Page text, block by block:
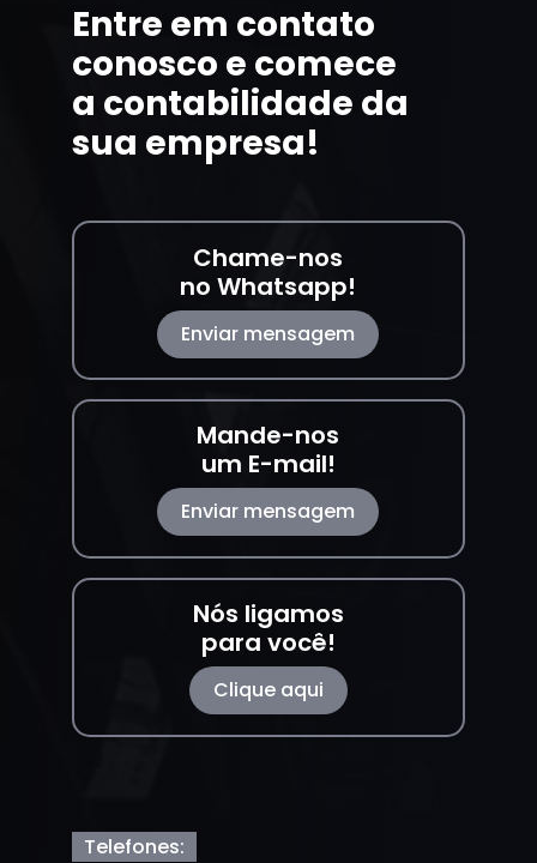
Entre em contato
conosco e comece
a contabilidade da
sua empresa!
Chame-nos
no Whatsapp!
Enviar mensagem
Mande-nos
um E-mail!
Enviar mensagem
Nós ligamos
para você!
Clique aqui
Telefones: